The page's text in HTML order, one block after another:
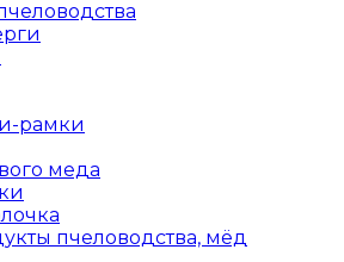
рамки
меда
пчеловодства, мёд